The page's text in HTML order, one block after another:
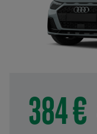
384 €
Conducteurs